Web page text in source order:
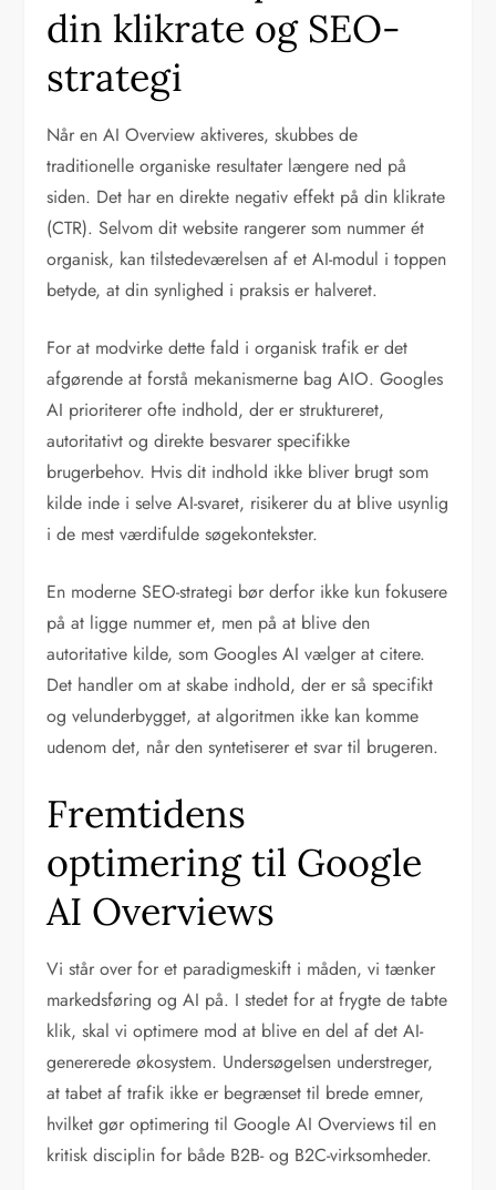
din klikrate og SEO-
strategi
Når en AI Overview aktiveres, skubbes de
traditionelle organiske resultater længere ned på
siden. Det har en direkte negativ effekt på din klikrate
(CTR). Selvom dit website rangerer som nummer ét
organisk, kan tilstedeværelsen af et AI-modul i toppen
betyde, at din synlighed i praksis er halveret.
For at modvirke dette fald i organisk trafik er det
afgørende at forstå mekanismerne bag AIO. Googles
AI prioriterer ofte indhold, der er struktureret,
autoritativt og direkte besvarer specifikke
brugerbehov. Hvis dit indhold ikke bliver brugt som
kilde inde i selve AI-svaret, risikerer du at blive usynlig
i de mest værdifulde søgekontekster.
En moderne SEO-strategi bør derfor ikke kun fokusere
på at ligge nummer et, men på at blive den
autoritative kilde, som Googles AI vælger at citere.
Det handler om at skabe indhold, der er så specifikt
og velunderbygget, at algoritmen ikke kan komme
udenom det, når den syntetiserer et svar til brugeren.
Fremtidens
optimering til Google
AI Overviews
Vi står over for et paradigmeskift i måden, vi tænker
markedsføring og AI på. I stedet for at frygte de tabte
klik, skal vi optimere mod at blive en del af det AI-
genererede økosystem. Undersøgelsen understreger,
at tabet af trafik ikke er begrænset til brede emner,
hvilket gør optimering til Google AI Overviews til en
kritisk disciplin for både B2B- og B2C-virksomheder.